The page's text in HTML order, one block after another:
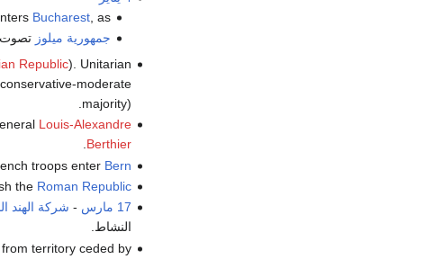
Bucharest , as
جمهورية ميلوز تصوت
Republic). Unitarian
moderate
majority).
Louis-Alexandre
Berthier
.
troops enter Bern
the Roman Republic
17 مارس
- شركة الهند
النشاط.
territory ceded by